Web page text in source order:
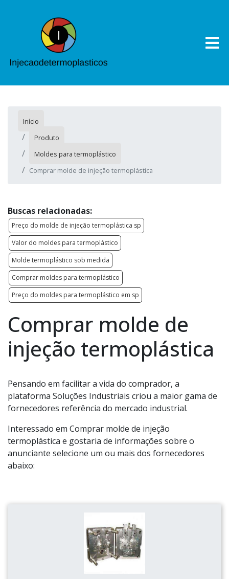
Início
Produto
Moldes para termoplástico
Comprar molde de injeção termoplástica
Buscas relacionadas:
Preço do molde de injeção termoplástica sp
Valor do moldes para termoplástico
Molde termoplástico sob medida
Comprar moldes para termoplástico
Preço do moldes para termoplástico em sp
Comprar molde de
injeção termoplástica
Pensando em facilitar a vida do comprador, a
plataforma Soluções Industriais criou a maior gama de
fornecedores referência do mercado industrial.
Interessado em Comprar molde de injeção
termoplástica e gostaria de informações sobre o
anunciante selecione um ou mais dos fornecedores
abaixo: